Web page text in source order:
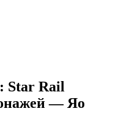
Star Rail
— Яо